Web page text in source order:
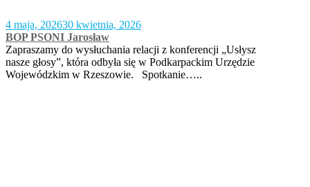
4 maja, 202630 kwietnia, 2026
BOP PSONI Jarosław
Zapraszamy do wysłuchania relacji z konferencji „Usłysz
nasze głosy”, która odbyła się w Podkarpackim Urzędzie
Wojewódzkim w Rzeszowie. Spotkanie…..